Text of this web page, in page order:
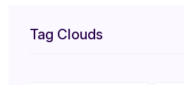
Tag Clouds